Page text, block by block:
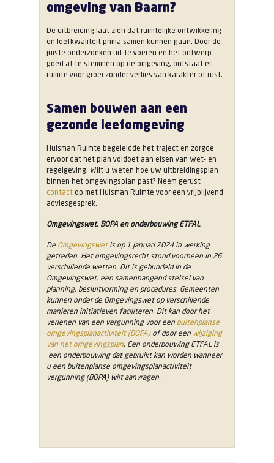
omgeving van Baarn?
De uitbreiding laat zien dat ruimtelijke ontwikkeling
en leefkwaliteit prima samen kunnen gaan. Door de
juiste onderzoeken uit te voeren en het ontwerp
goed af te stemmen op de omgeving, ontstaat er
ruimte voor groei zonder verlies van karakter of rust.
Samen bouwen aan een
gezonde leefomgeving
Huisman Ruimte begeleidde het traject en zorgde
ervoor dat het plan voldoet aan eisen van wet- en
regelgeving. Wilt u weten hoe uw uitbreidingsplan
binnen het omgevingsplan past? Neem gerust
contact op met Huisman Ruimte voor een vrijblijvend
adviesgesprek.
Omgevingswet, BOPA en onderbouwing ETFAL
De Omgevingswet is op 1 januari 2024 in werking
getreden. Het omgevingsrecht stond voorheen in 26
verschillende wetten. Dit is gebundeld in de
Omgevingswet, een samenhangend stelsel van
planning, besluitvorming en procedures. Gemeenten
kunnen onder de Omgevingswet op verschillende
manieren initiatieven faciliteren. Dit kan door het
verlenen van een vergunning voor een buitenplanse
omgevingsplanactiviteit (BOPA)of door een wijziging
van het omgevingsplan. Een onderbouwing ETFAL is
een onderbouwing dat gebruikt kan worden wanneer
u een buitenplanse omgevingsplanactiviteit
vergunning (BOPA) wilt aanvragen.